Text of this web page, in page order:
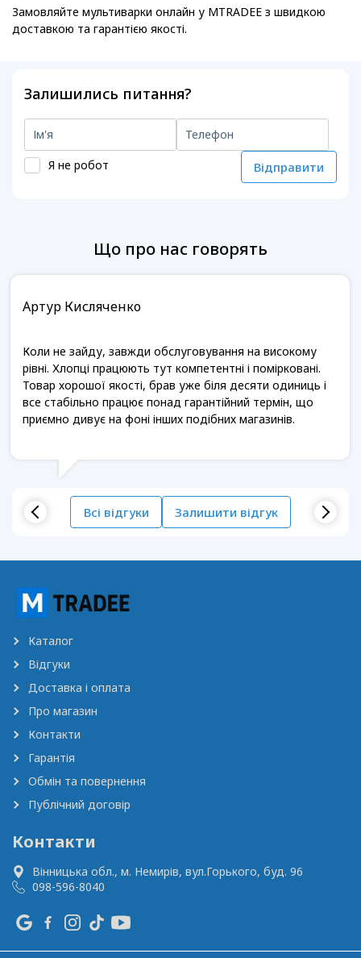
Замовляйте мультиварки онлайн у MTRADEE з швидкою
доставкою та гарантією якості.
Залишились питання?
Я не робот Відправити
Що про нас говорять
Артур Кисляченко
Коли не зайду, завжди обслуговування на високому
рівні. Хлопці працюють тут компетентні і помірковані.
Товар хорошої якості, брав уже біля десяти одиниць і
все стабільно працює понад гарантійний термін, що
приємно дивує на фоні інших подібних магазинів.
Всі відгуки Залишити відгук
Каталог
Відгуки
Доставка і оплата
Про магазин
Контакти
Гарантія
Обмін та повернення
Публічний договір
Контакти
Вінницька обл., м. Немирів, вул.Горького, буд. 96
098-596-8040